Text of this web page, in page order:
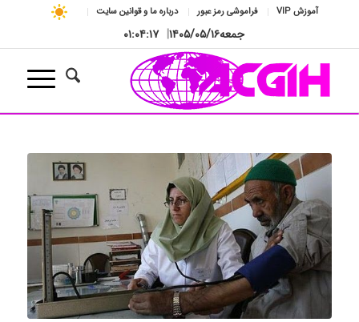
آموزش VIP فراموشی رمز عبور درباره ما و قوانین سایت
جمعه۱۴۰۵/۰۵/۱۶| ۰۱:۰۴:۱۷